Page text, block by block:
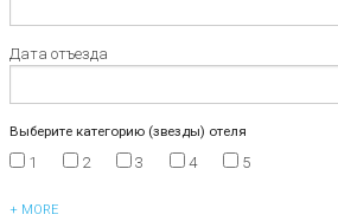
Дата отъезда
Выберите категорию (звезды) отеля
1 2 3 4 5
+ MORE